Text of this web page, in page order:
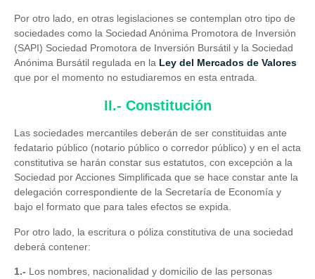
Por otro lado, en otras legislaciones se contemplan otro tipo de
sociedades como la Sociedad Anónima Promotora de Inversión
(SAPI) Sociedad Promotora de Inversión Bursátil y la Sociedad
Anónima Bursátil regulada en la Ley del Mercados de Valores
que por el momento no estudiaremos en esta entrada.
II.- Constitución
Las sociedades mercantiles deberán de ser constituidas ante
fedatario público (notario público o corredor público) y en el acta
constitutiva se harán constar sus estatutos, con excepción a la
Sociedad por Acciones Simplificada que se hace constar ante la
delegación correspondiente de la Secretaría de Economía y
bajo el formato que para tales efectos se expida.
Por otro lado, la escritura o póliza constitutiva de una sociedad
deberá contener:
1.- Los nombres, nacionalidad y domicilio de las personas